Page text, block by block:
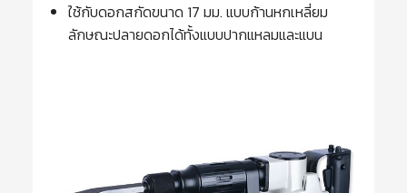
ใช้กับดอกสกัดขนาด 17 มม. แบบก้านหกเหลี่ยม
ลักษณะปลายดอกได้ทั้งแบบปากแหลมและแบน